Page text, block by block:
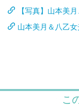
【写真】山本美
山本美月＆八乙